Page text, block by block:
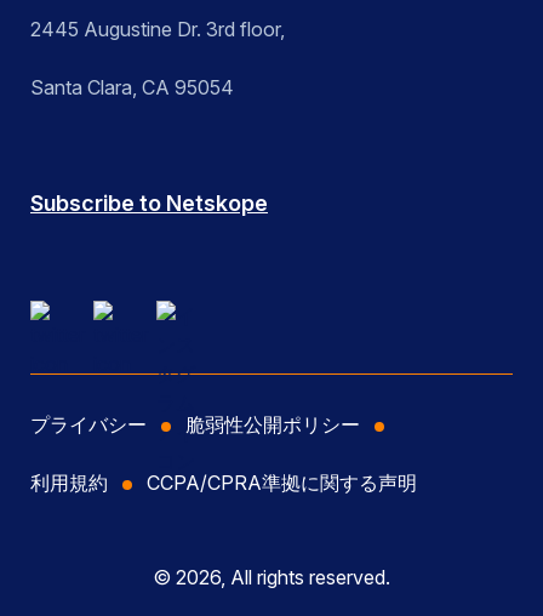
2445 Augustine Dr. 3rd floor,
Santa Clara, CA 95054
Subscribe to Netskope
プライバシー 脆弱性公開ポリシー
利用規約 CCPA/CPRA準拠に関する声明
© 2026, All rights reserved.